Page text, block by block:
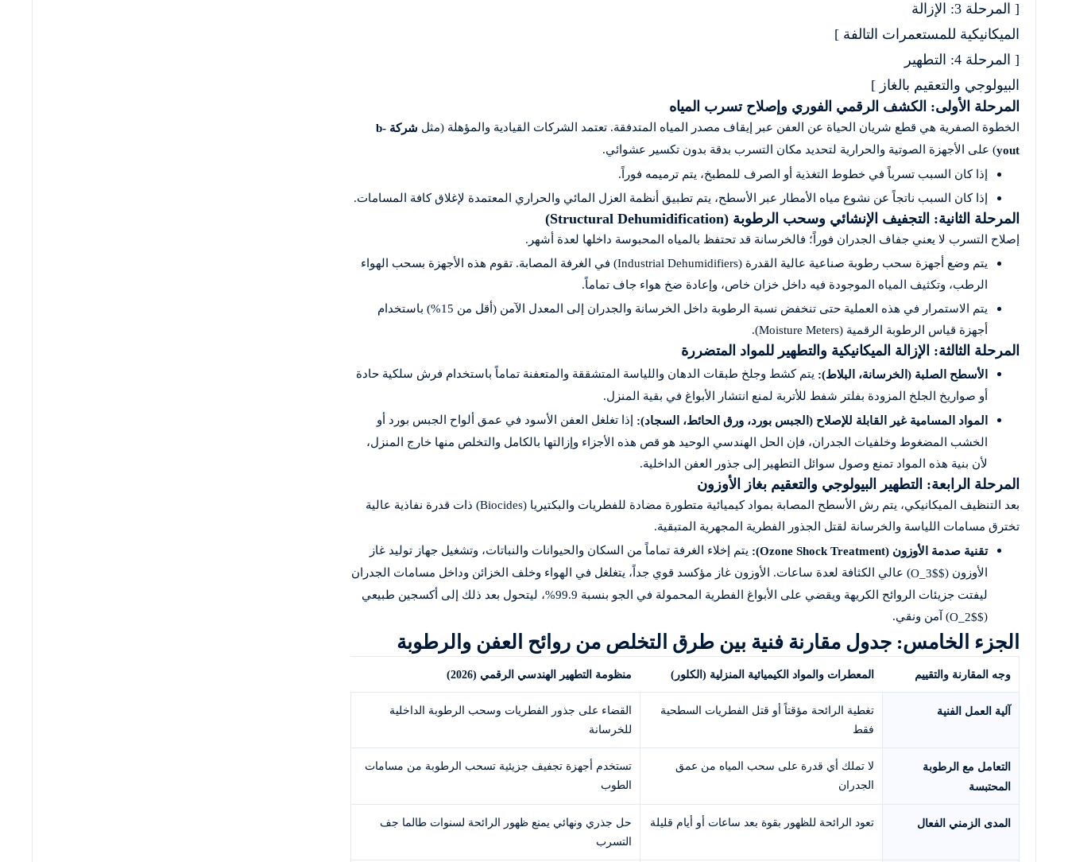
البيولوجي والتعقيم بالغاز ]
المرحلة الأولى: الكشف الرقمي الفوري وإصلاح تسرب المياه
الخطوة الصفرية هي قطع شريان الحياة عن العفن عبر إيقاف مصدر المياه المتدفقة. تعتمد الشركات القيادية والمؤهلة (مثل
شركة b-
yout) على الأجهزة الصوتية والحرارية لتحديد مكان التسرب بدقة بدون تكسير عشوائي.
إذا كان السبب تسرباً في خطوط التغذية أو الصرف للمطبخ، يتم ترميمه فوراً.
إذا كان السبب ناتجاً عن نشوع مياه الأمطار عبر الأسطح، يتم تطبيق أنظمة العزل المائي والحراري المعتمدة لإغلاق كافة المسامات.
المرحلة الثانية: التجفيف الإنشائي وسحب الرطوبة (Structural Dehumidification)
إصلاح التسرب لا يعني جفاف الجدران فوراً؛ فالخرسانة قد تحتفظ بالمياه المحبوسة داخلها لعدة أشهر.
يتم وضع أجهزة سحب رطوبة صناعية عالية القدرة (Industrial Dehumidifiers) في الغرفة المصابة. تقوم هذه الأجهزة بسحب الهواء
الرطب، وتكثيف المياه الموجودة فيه داخل خزان خاص، وإعادة ضخ هواء جاف تماماً.
يتم الاستمرار في هذه العملية حتى تنخفض نسبة الرطوبة داخل الخرسانة والجدران إلى المعدل الآمن (أقل من 15%) باستخدام
أجهزة قياس الرطوبة الرقمية (Moisture Meters).
المرحلة الثالثة: الإزالة الميكانيكية والتطهير للمواد المتضررة
الأسطح الصلبة (الخرسانة، البلاط): يتم كشط وجلخ طبقات الدهان واللياسة المتشققة والمتعفنة تماماً باستخدام فرش سلكية حادة
أو صواريخ الجلخ المزودة بفلتر شفط للأتربة لمنع انتشار الأبواغ في بقية المنزل.
المواد المسامية غير القابلة للإصلاح (الجبس بورد، ورق الحائط، السجاد): إذا تغلغل العفن الأسود في عمق ألواح الجبس بورد أو
الخشب المضغوط وخلفيات الجدران، فإن الحل الهندسي الوحيد هو قص هذه الأجزاء وإزالتها بالكامل والتخلص منها خارج المنزل،
لأن بنية هذه المواد تمنع وصول سوائل التطهير إلى جذور العفن الداخلية.
المرحلة الرابعة: التطهير البيولوجي والتعقيم بغاز الأوزون
بعد التنظيف الميكانيكي، يتم رش الأسطح المصابة بمواد كيميائية متطورة مضادة للفطريات والبكتيريا (Biocides) ذات قدرة نفاذية عالية
تخترق مسامات اللياسة والخرسانة لقتل الجذور الفطرية المجهرية المتبقية.
تقنية صدمة الأوزون (Ozone Shock Treatment):
يتم إخلاء الغرفة تماماً من السكان والحيوانات والنباتات، وتشغيل جهاز توليد غاز
الأوزون ($O_3$
) عالي الكثافة لعدة ساعات. الأوزون غاز مؤكسد قوي جداً، يتغلغل في الهواء وخلف الخزائن وداخل مسامات الجدران
ليفتت جزيئات الروائح الكريهة ويقضي على الأبواغ الفطرية المحمولة في الجو بنسبة 99.9%، ليتحول بعد ذلك إلى أكسجين طبيعي
(
$O_2$ ) آمن ونقي.
الجزء الخامس: جدول مقارنة فنية بين طرق التخلص من روائح العفن والرطوبة
وجه المقارنة والتقييم المعطرات والمواد الكيميائية المنزلية (الكلور) منظومة التطهير الهندسي الرقمي (2026)
آلية العمل الفنية
تغطية الرائحة مؤقتاً أو قتل الفطريات السطحية
فقط
القضاء على جذور الفطريات وسحب الرطوبة الداخلية
للخرسانة
التعامل مع الرطوبة
المحتبسة
لا تملك أي قدرة على سحب المياه من عمق
الجدران
تستخدم أجهزة تجفيف جزيئية تسحب الرطوبة من مسامات
الطوب
المدى الزمني الفعال تعود الرائحة للظهور بقوة بعد ساعات أو أيام قليلة
حل جذري ونهائي يمنع ظهور الرائحة لسنوات طالما جف
التسرب